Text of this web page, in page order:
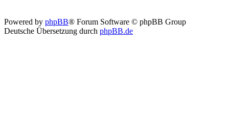
Powered by phpBB® Forum Software © phpBB Group
Deutsche Übersetzung durch phpBB.de